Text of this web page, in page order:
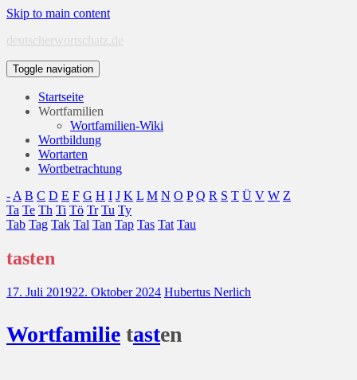
Skip to main content
deutscherwortschatz.de
Toggle navigation
Startseite
Wortfamilien
Wortfamilien-Wiki
Wortbildung
Wortarten
Wortbetrachtung
- A B C D E F G H I J K L M N O P Q R S T Ü V W Z
Ta Te Th Ti Tö Tr Tu Ty
Tab Tag Tak Tal Tan Tap Tas Tat Tau
tasten
17. Juli 201922. Oktober 2024 Hubertus Nerlich
Wortfamilie tasten